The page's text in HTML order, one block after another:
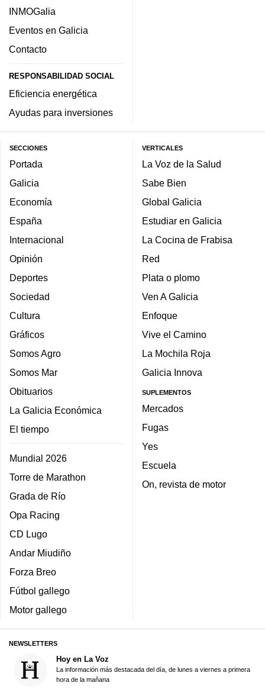
INMOGalia
Eventos en Galicia
Contacto
RESPONSABILIDAD SOCIAL
Eficiencia energética
Ayudas para inversiones
SECCIONES
Portada
Galicia
Economía
España
Internacional
Opinión
Deportes
Sociedad
Cultura
Gráficos
Somos Agro
Somos Mar
Obituarios
La Galicia Económica
El tiempo
Mundial 2026
Torre de Marathon
Grada de Río
Opa Racing
CD Lugo
Andar Miudiño
Forza Breo
Fútbol gallego
Motor gallego
VERTICALES
La Voz de la Salud
Sabe Bien
Global Galicia
Estudiar en Galicia
La Cocina de Frabisa
Red
Plata o plomo
Ven A Galicia
Enfoque
Vive el Camino
La Mochila Roja
Galicia Innova
SUPLEMENTOS
Mercados
Fugas
Yes
Escuela
On, revista de motor
NEWSLETTERS
Hoy en La Voz
La información más destacada del día, de lunes a viernes a primera
hora de la mañana